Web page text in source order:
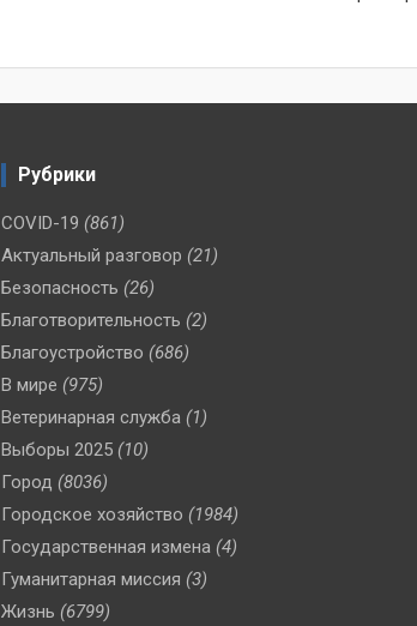
Рубрики
COVID-19 (861)
Актуальный разговор (21)
Безопасность (26)
Благотворительность (2)
Благоустройство (686)
В мире (975)
Ветеринарная служба (1)
Выборы 2025 (10)
Город (8036)
Городское хозяйство (1984)
Государственная измена (4)
Гуманитарная миссия (3)
Жизнь (6799)